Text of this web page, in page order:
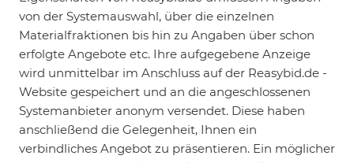
von der Systemauswahl, über die einzelnen
Materialfraktionen bis hin zu Angaben über schon
erfolgte Angebote etc. Ihre aufgegebene Anzeige
wird unmittelbar im Anschluss auf der Reasybid.de -
Website gespeichert und an die angeschlossenen
Systemanbieter anonym versendet. Diese haben
anschließend die Gelegenheit, Ihnen ein
verbindliches Angebot zu präsentieren. Ein möglicher